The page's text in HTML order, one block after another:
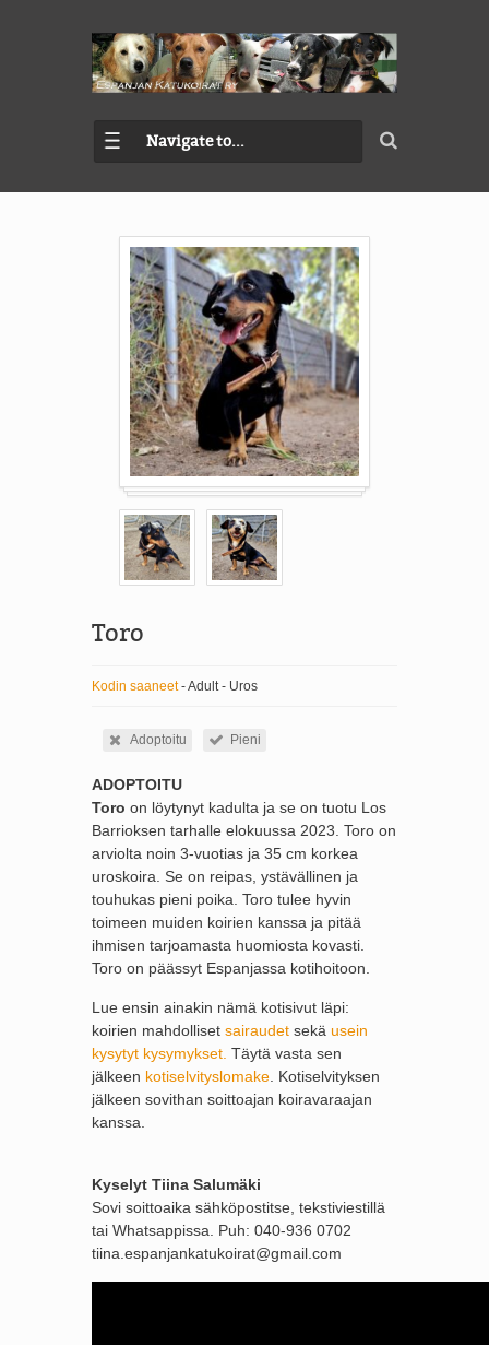
Navigate to...
Toro
Kodin saaneet- Adult - Uros
Adoptoitu Pieni
ADOPTOITU
Toro on löytynyt kadulta ja se on tuotu Los
Barrioksen tarhalle elokuussa 2023. Toro on
arviolta noin 3-vuotias ja 35 cm korkea
uroskoira. Se on reipas, ystävällinen ja
touhukas pieni poika. Toro tulee hyvin
toimeen muiden koirien kanssa ja pitää
ihmisen tarjoamasta huomiosta kovasti.
Toro on päässyt Espanjassa kotihoitoon.
Lue ensin ainakin nämä kotisivut läpi:
koirien mahdolliset sairaudet sekä usein
kysytyt kysymykset. Täytä vasta sen
jälkeen kotiselvityslomake . Kotiselvityksen
jälkeen sovithan soittoajan koiravaraajan
kanssa.
Kyselyt Tiina Salumäki
Sovi soittoaika sähköpostitse, tekstiviestillä
tai Whatsappissa. Puh: 040-936 0702
tiina.espanjankatukoirat@gmail.com